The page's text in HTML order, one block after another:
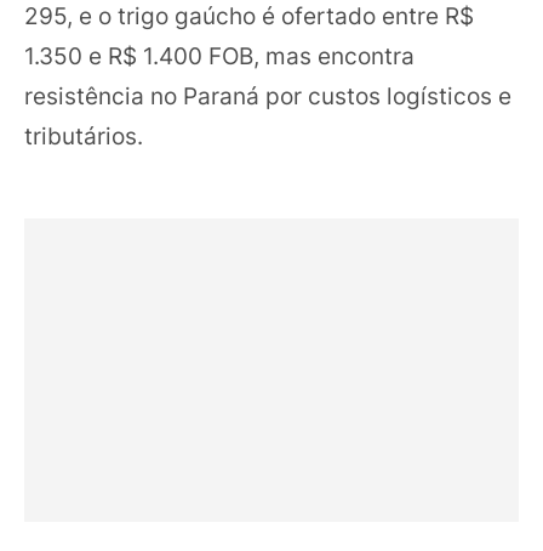
295, e o trigo gaúcho é ofertado entre R$
1.350 e R$ 1.400 FOB, mas encontra
resistência no Paraná por custos logísticos e
tributários.